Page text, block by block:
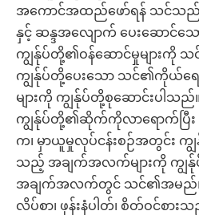
အကောင်အထည်ဖော်ရန် သင်သ
နှင့် ဆန္ဒအလျောက် ပေးဆောင်သ
ကျွန်ုပ်တို့၏ဝန်ဆောင်မှုများကို
ကျွန်ုပ်တို့ပေးသော သင်၏ကိုယ်
များကို ကျွန်ုပ်တို့စုဆောင်းပါသည်
ကျွန်ုပ်တို့၏ဆိုက်ကိုလာရောက်ပြီး
က၊ မှာယူမှုလုပ်ငန်းစဉ်အတွင်း က
သည့် အချက်အလက်များကို ကျွ
အချက်အလက်တွင် သင်၏အမည်၊ စ
လိပ်စာ၊ ဖုန်းနံပါတ်၊ စိတ်ဝင်စား